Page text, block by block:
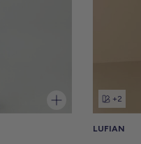
+2
LUFIAN